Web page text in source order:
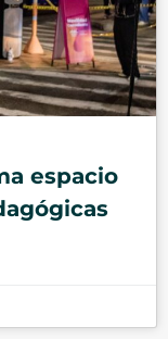
espacio